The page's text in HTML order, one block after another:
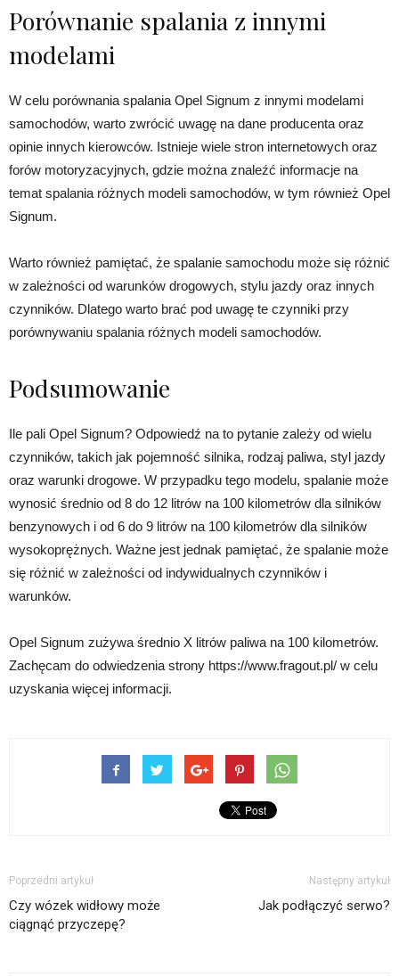
Porównanie spalania z innymi
modelami
W celu porównania spalania Opel Signum z innymi modelami
samochodów, warto zwrócić uwagę na dane producenta oraz
opinie innych kierowców. Istnieje wiele stron internetowych oraz
forów motoryzacyjnych, gdzie można znaleźć informacje na
temat spalania różnych modeli samochodów, w tym również Opel
Signum.
Warto również pamiętać, że spalanie samochodu może się różnić
w zależności od warunków drogowych, stylu jazdy oraz innych
czynników. Dlatego warto brać pod uwagę te czynniki przy
porównywaniu spalania różnych modeli samochodów.
Podsumowanie
Ile pali Opel Signum? Odpowiedź na to pytanie zależy od wielu
czynników, takich jak pojemność silnika, rodzaj paliwa, styl jazdy
oraz warunki drogowe. W przypadku tego modelu, spalanie może
wynosić średnio od 8 do 12 litrów na 100 kilometrów dla silników
benzynowych i od 6 do 9 litrów na 100 kilometrów dla silników
wysokoprężnych. Ważne jest jednak pamiętać, że spalanie może
się różnić w zależności od indywidualnych czynników i
warunków.
Opel Signum zużywa średnio X litrów paliwa na 100 kilometrów.
Zachęcam do odwiedzenia strony https://www.fragout.pl/ w celu
uzyskania więcej informacji.
Poprzedni artykuł
Czy wózek widłowy może
ciągnąć przyczepę?
Następny artykuł
Jak podłączyć serwo?